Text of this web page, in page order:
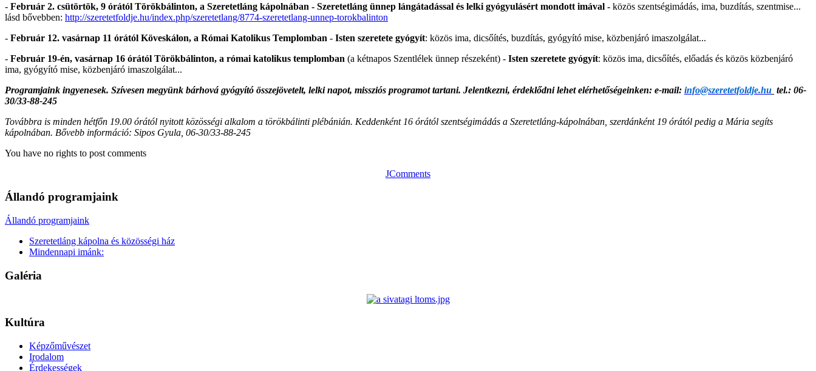
- Február 2. csütörtök, 9 órától Törökbálinton, a Szeretetláng kápolnában - Szeretetláng ünnep lángátadással és lelki gyógyulásért mondott imával - közös szentségimádás, ima, buzdítás, szentmise...
lásd bővebben: http://szeretetfoldje.hu/index.php/szeretetlang/8774-szeretetlang-unnep-torokbalinton
- Február 12. vasárnap 11 órától Köveskálon, a Római Katolikus Templomban - Isten szeretete gyógyít: közös ima, dicsőítés, buzdítás, gyógyító mise, közbenjáró imaszolgálat...
- Február 19-én, vasárnap 16 órától Törökbálinton, a római katolikus templomban (a kétnapos Szentlélek ünnep részeként) - Isten szeretete gyógyít: közös ima, dicsőítés, előadás és közös közbenjáró
ima, gyógyító mise, közbenjáró imaszolgálat...
Programjaink ingyenesek. Szívesen megyünk bárhová gyógyító összejövetelt, lelki napot, missziós programot tartani. Jelentkezni, érdeklődni lehet elérhetőségeinken: e-mail: info@szeretetfoldje.hu tel.: 06-
30/33-88-245
Továbbra is minden hétfőn 19.00 órától nyitott közösségi alkalom a törökbálinti plébánián. Keddenként 16 órától szentségimádás a Szeretetláng-kápolnában, szerdánként 19 órától pedig a Mária segíts
kápolnában. Bővebb információ: Sipos Gyula, 06-30/33-88-245
You have no rights to post comments
JComments
Állandó programjaink
Állandó programjaink
Szeretetláng kápolna és közösségi ház
Mindennapi imánk:
Galéria
Kultúra
Képzőművészet
Irodalom
Érdekességek